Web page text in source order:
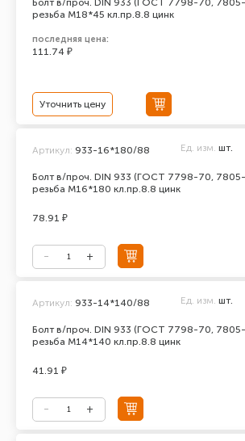
Болт в/проч. DIN 933 (ГОСТ 7798-70,
резьба М18*45 кл.пр.8.8 цинк
последняя цена:
111.74 ₽
Уточнить цену
Болт в/проч. DIN 933 (ГОСТ 7798-70,
резьба М16*180 кл.пр.8.8 цинк
Артикул: 933-16*180/88 Ед. изм. шт.
78.91 ₽
Болт в/проч. DIN 933 (ГОСТ 7798-70,
резьба М14*140 кл.пр.8.8 цинк
Артикул: 933-14*140/88 Ед. изм. шт.
41.91 ₽